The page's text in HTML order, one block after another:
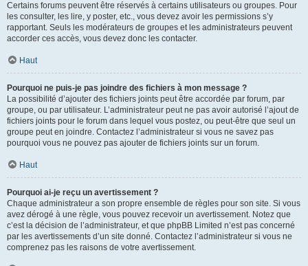
Certains forums peuvent être réservés à certains utilisateurs ou groupes. Pour
les consulter, les lire, y poster, etc., vous devez avoir les permissions s’y
rapportant. Seuls les modérateurs de groupes et les administrateurs peuvent
accorder ces accès, vous devez donc les contacter.
Haut
Pourquoi ne puis-je pas joindre des fichiers à mon message ?
La possibilité d’ajouter des fichiers joints peut être accordée par forum, par
groupe, ou par utilisateur. L’administrateur peut ne pas avoir autorisé l’ajout de
fichiers joints pour le forum dans lequel vous postez, ou peut-être que seul un
groupe peut en joindre. Contactez l’administrateur si vous ne savez pas
pourquoi vous ne pouvez pas ajouter de fichiers joints sur un forum.
Haut
Pourquoi ai-je reçu un avertissement ?
Chaque administrateur a son propre ensemble de règles pour son site. Si vous
avez dérogé à une règle, vous pouvez recevoir un avertissement. Notez que
c’est la décision de l’administrateur, et que phpBB Limited n’est pas concerné
par les avertissements d’un site donné. Contactez l’administrateur si vous ne
comprenez pas les raisons de votre avertissement.